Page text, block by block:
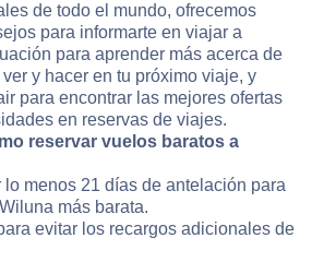
de todo el mundo, ofrecemos
para informarte en viajar a
para aprender más acerca de
y hacer en tu próximo viaje, y
para encontrar las mejores ofertas
en reservas de viajes.
reservar vuelos baratos a
lo menos 21 días de antelación para
más barata.
evitar los recargos adicionales de